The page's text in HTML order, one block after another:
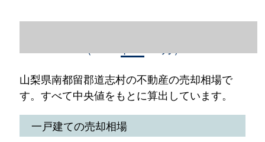
山梨県南都留郡道志村の不動産の売却相場で
す。すべて中央値をもとに算出しています。
一戸建ての売却相場